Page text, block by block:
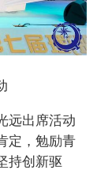
远出席活动
定，勉励青
持创新驱